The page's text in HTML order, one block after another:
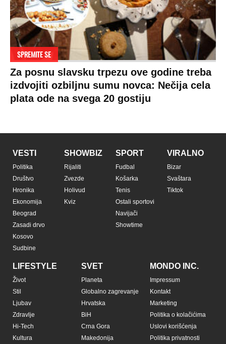
SPREMITE SE
Za posnu slavsku trpezu ove godine treba
izdvojiti ozbiljnu sumu novca: Nečija cela
plata ode na svega 20 gostiju
VESTI
Politika
Društvo
Hronika
Ekonomija
Beograd
Zasadi drvo
Kosovo
Sudbine
SHOWBIZ
Rijaliti
Zvezde
Holivud
Kviz
SPORT
Fudbal
Košarka
Tenis
Ostali sportovi
Navijači
Showtime
VIRALNO
Bizar
Svaštara
Tiktok
LIFESTYLE
Život
Stil
Ljubav
Zdravlje
Hi-Tech
Kultura
SVET
Planeta
Globalno zagrevanje
Hrvatska
BiH
Crna Gora
Makedonija
MONDO INC.
Impressum
Kontakt
Marketing
Politika o kolačićima
Uslovi korišćenja
Politika privatnosti